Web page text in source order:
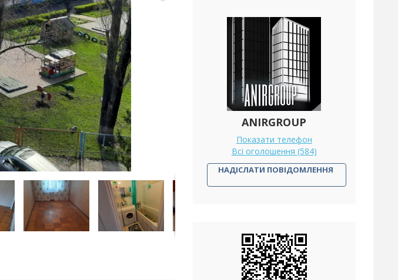
ANIRGROUP
Показати телефон
Всі оголошення (584)
НАДІСЛАТИ ПОВІДОМЛЕННЯ